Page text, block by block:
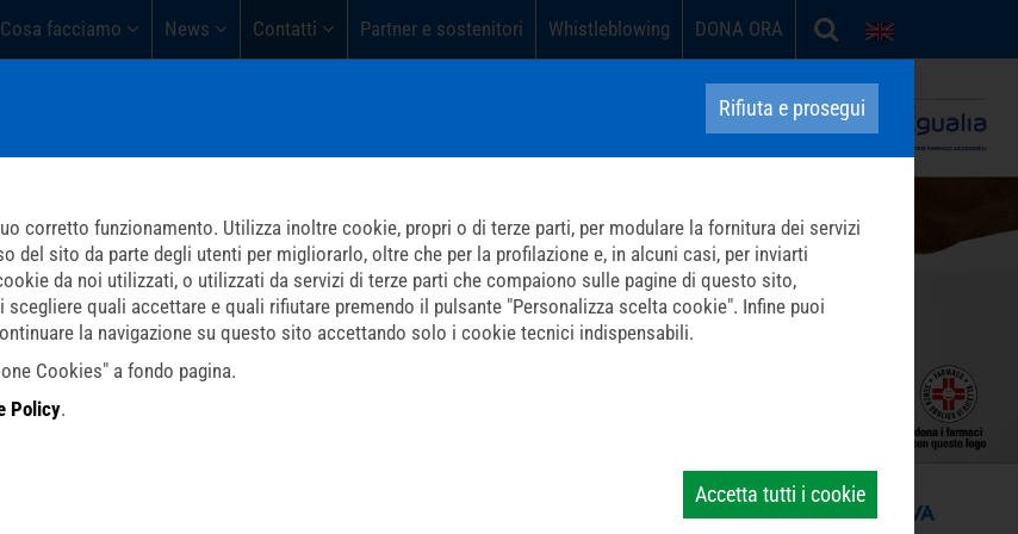
Cosa facciamo News Contatti Partner e sostenitori Whistleblowing DONA ORA
Carità in opera contro la povertà sanitaria
Rifiuta e prosegui
corretto funzionamento. Utilizza inoltre cookie, propri o di terze parti, per modulare la fornitura dei servizi
del sito da parte degli utenti per migliorarlo, oltre che per la profilazione e, in alcuni casi, per inviarti
da noi utilizzati, o utilizzati da servizi di terze parti che compaiono sulle pagine di questo sito,
quali accettare e quali rifiutare premendo il pulsante "Personalizza scelta cookie". Infine puoi
la navigazione su questo sito accettando solo i cookie tecnici indispensabili.
Cookies" a fondo pagina.
Policy.
Accetta tutti i cookie